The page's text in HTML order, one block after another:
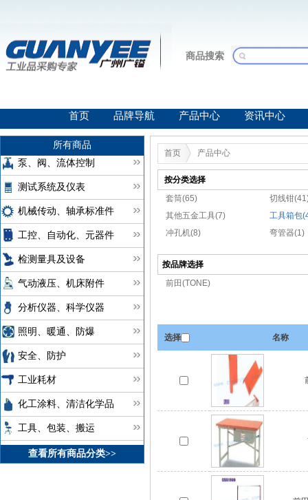
商品搜索
首页 品牌导航 产品中心 资讯中心
所有商品
泵、阀、流体控制
测试系统及仪表
机械传动、轴承标准件
工控、自动化、元器件
检测量具及设备
气动液压、机床附件
分析仪器、科学仪器
照明、暖通、防爆
安全、防护
工业耗材
化工涂料、清洁化学品
工具、包装、搬运
查看所有商品分类>>
首页 产品中心
按分类选择
套筒(65)
切线钳
其他五金工具(7)
工具箱包
冲孔机(8)
弯管器(1)
按品牌选择
前田(TONE)
选择 名称